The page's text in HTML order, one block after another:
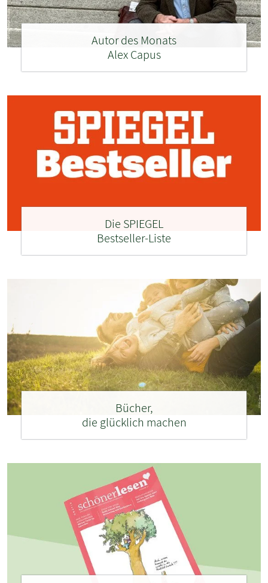
Autor des Monats
Alex Capus
Die SPIEGEL
Bestseller-Liste
Bücher,
die glücklich machen